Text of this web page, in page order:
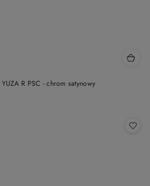
R PSC - chrom satynowy